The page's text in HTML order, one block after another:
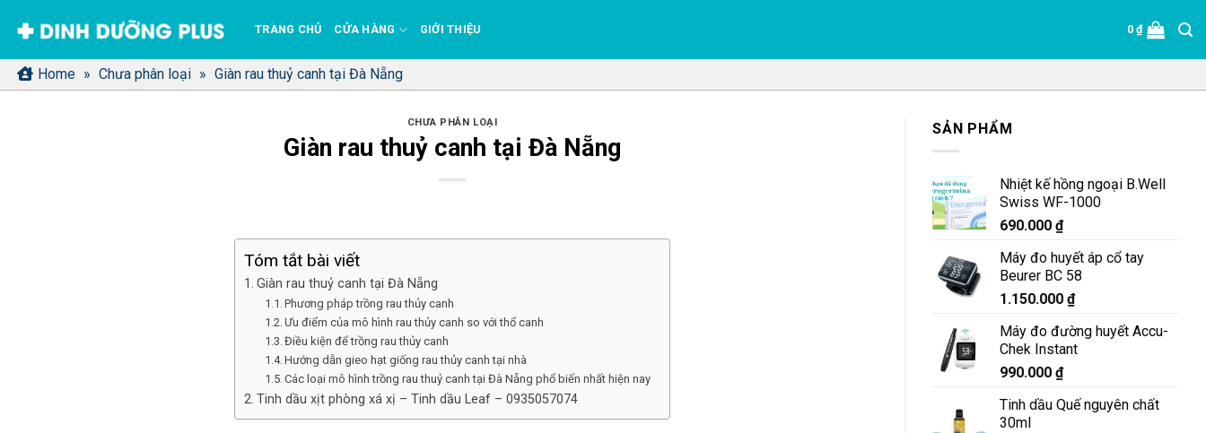
qua
nội
dung
TRANG CHỦ CỬA HÀNG GIỚI THIỆU 0₫
Home » Chưa phân loại » Giàn rau thuỷ canh tại Đà Nẵng
CHƯA PHÂN LOẠI
Giàn rau thuỷ canh tại Đà Nẵng
Tóm tắt bài viết
Giàn rau thuỷ canh tại Đà Nẵng
Phương pháp trồng rau thủy canh
Ưu điểm của mô hình rau thủy canh so với thổ canh
Điều kiện để trồng rau thủy canh
Hướng dẫn gieo hạt giống rau thủy canh tại nhà
Các loại mô hình trồng rau thuỷ canh tại Đà Nẵng phổ biến nhất hiện nay
Tinh dầu xịt phòng xá xị – Tinh dầu Leaf – 0935057074
SẢN PHẨM
Nhiệt kế hồng ngoại B.Well
Swiss WF-1000
690.000 ₫
Máy đo huyết áp cổ tay
Beurer BC 58
1.150.000 ₫
Máy đo đường huyết Accu-
Chek Instant
990.000 ₫
Tinh dầu Quế nguyên chất
30ml